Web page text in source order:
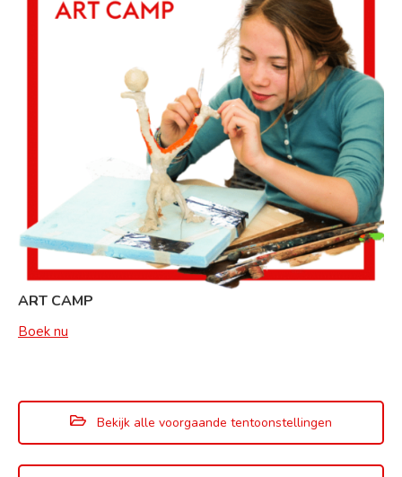
ART CAMP
Boek nu
Bekijk alle voorgaande tentoonstellingen